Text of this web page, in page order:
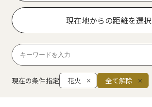
現在地からの距離を選択
現在の条件指定 花火 全て解除